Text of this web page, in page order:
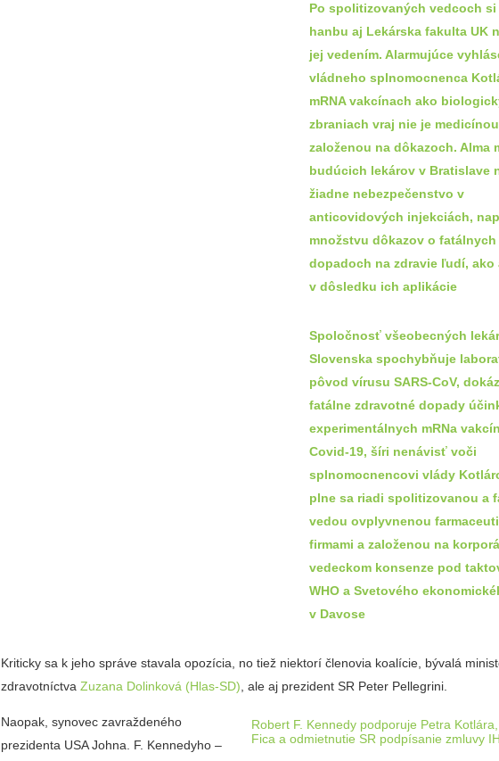
Po spolitizovaných vedcoch
hanbu aj Lekárska fakulta UK
jej vedením. Alarmujúce
vládneho splnomocnenca
mRNA vakcínach ako
zbraniach vraj nie je medicínou
založenou na dôkazoch. Alma
budúcich lekárov v Bratislave
žiadne nebezpečenstvo v
anticovidových injekciách,
množstvu dôkazov o fatálnych
dopadoch na zdravie ľudí, ako
v dôsledku ich aplikácie
Spoločnosť všeobecných
Slovenska spochybňuje
pôvod vírusu SARS-CoV,
fatálne zdravotné dopady
experimentálnych mRNa
Covid-19, šíri nenávisť voči
splnomocnencovi vlády
plne sa riadi spolitizovanou a
vedou ovplyvnenou
firmami a založenou na
vedeckom konsenze pod
WHO a Svetového
v Davose
Kriticky sa k jeho správe stavala opozícia, no tiež niektorí členovia koalície, bývalá
zdravotníctvaZuzana Dolinková (Hlas-SD) , ale aj prezident SR Peter Pellegrini.
Robert F. Kennedy podporuje Petra
Fica a odmietnutie SR podpísanie zmluvy
Naopak, synovec zavraždeného
prezidenta USA Johna. F. Kennedyho –